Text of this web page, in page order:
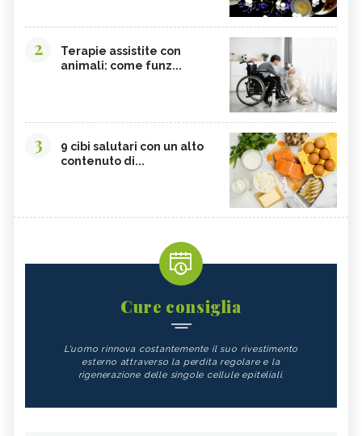
2
Terapie assistite con
animali: come funz...
3
9 cibi salutari con un alto
contenuto di...
Cure consiglia
L'uomo rinnova costantemente il suo rivestimento
esterno attraverso la perdita regolare e la
rigenerazione delle singole cellule epiteliali.